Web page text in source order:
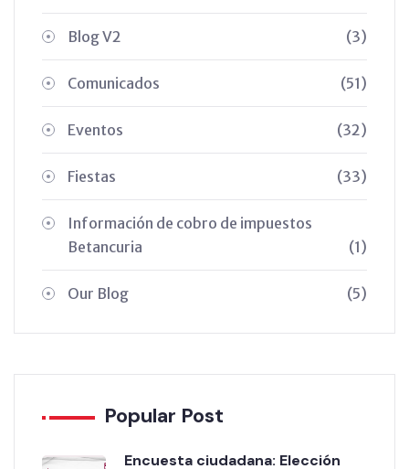
Blog V2 (3)
Comunicados (51)
Eventos (32)
Fiestas (33)
Información de cobro de impuestos
Betancuria
(1)
Our Blog (5)
Popular Post
Encuesta ciudadana: Elección